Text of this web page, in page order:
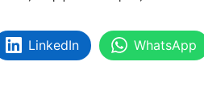
LinkedIn WhatsApp